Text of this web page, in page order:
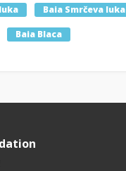
Baia Smrčeva luka
Baia Blaca